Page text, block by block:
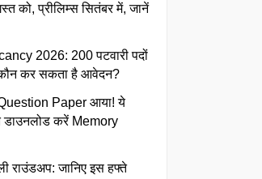
को, प्रीलिम्स सितंबर में, जानें
2026: 200 पटवारी पदों
कौन कर सकता है आवेदन?
Paper आया! ये
डाउनलोड करें Memory
राउंडअप: जानिए इस हफ्ते